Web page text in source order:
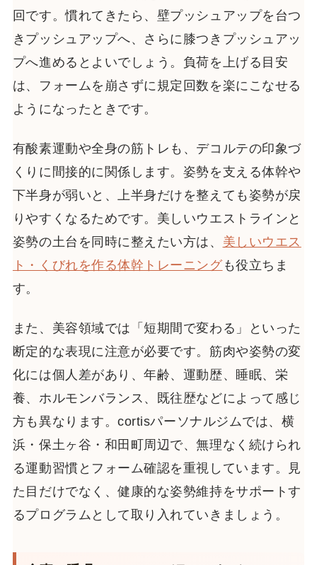
回です。慣れてきたら、壁プッシュアップを台つ
きプッシュアップへ、さらに膝つきプッシュアッ
プへ進めるとよいでしょう。負荷を上げる目安
は、フォームを崩さずに規定回数を楽にこなせる
ようになったときです。
有酸素運動や全身の筋トレも、デコルテの印象づ
くりに間接的に関係します。姿勢を支える体幹や
下半身が弱いと、上半身だけを整えても姿勢が戻
りやすくなるためです。美しいウエストラインと
姿勢の土台を同時に整えたい方は、 美しいウエス
ト・くびれを作る体幹トレーニングも役立ちま
す。
また、美容領域では「短期間で変わる」といった
断定的な表現に注意が必要です。筋肉や姿勢の変
化には個人差があり、年齢、運動歴、睡眠、栄
養、ホルモンバランス、既往歴などによって感じ
方も異なります。cortisパーソナルジムでは、横
浜・保土ヶ谷・和田町周辺で、無理なく続けられ
る運動習慣とフォーム確認を重視しています。見
た目だけでなく、健康的な姿勢維持をサポートす
るプログラムとして取り入れていきましょう。